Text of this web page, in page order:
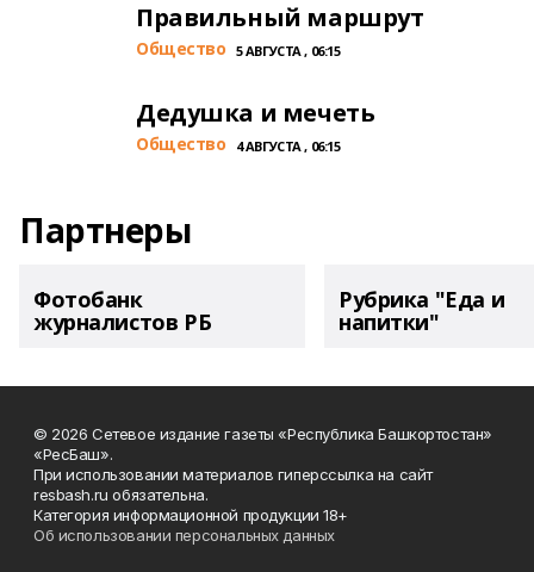
Правильный маршрут
Общество 5 АВГУСТА , 06:15
Дедушка и мечеть
Общество 4 АВГУСТА , 06:15
Партнеры
Фотобанк
журналистов РБ
Рубрика "Еда и
напитки"
© 2026 Сетевое издание газеты «Республика Башкортостан»
«РесБаш».
При использовании материалов гиперссылка на сайт
resbash.ru обязательна.
Категория информационной продукции 18+
Об использовании персональных данных